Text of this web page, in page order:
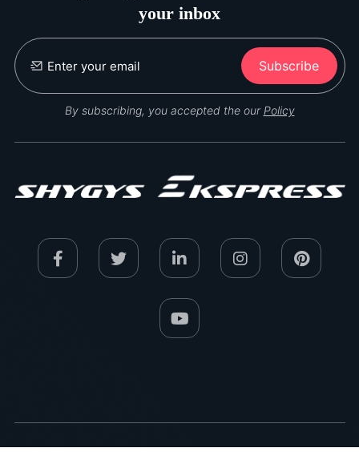
your inbox
Subscribe
By subscribing, you accepted the our Policy